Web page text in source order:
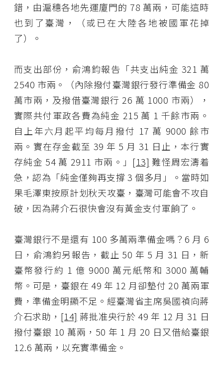
錯，由滬穗各地先運廈門的 78 萬兩，可能這時
也到了臺灣，（或已在大陸各地被國軍花掉
了）。
而支出部份，俞鴻鈞報告「共支出純金 321 萬
2540 市兩。（內除撥付臺灣銀行發行準備金 80
萬市兩，及撥借臺灣銀行 26 萬 1000 市兩），
實際共付軍政各費為純金 215 萬 1 千餘市兩。
自上年六月起平均每月撥付 17 萬 9000 餘市
兩。實在存金截至 39 年 5 月 31 日止，本行實
存純金 54 萬 2911 市兩。」 [13] 難怪周宏濤着
急，認為「純金僅夠再支撐 3 個多月」。當時如
果毛澤東按原計划秋天攻臺，臺灣可能會不攻自
破，因為蔣介石很快會沒有黃金支付軍餉了。
臺灣銀行不是還有 100 多萬兩準備金嗎？6 月 6
日，俞鴻鈞另報告，截止 50 年 5 月 31 日，新
臺幣發行約 1 億 9000 萬元紙幣和 3000 萬輔
幣。可是，臺銀在 49 年 12 月卻墊付 20 萬兩軍
費，準備金明顯不足。經臺灣省主席吳國禎向蔣
介石求助， [14] 蔣批准央行於 49 年 12 月 31 日
撥付臺銀 10 萬兩，50 年 1 月 20 日又借給臺銀
12.6 萬兩，以充實準備金。